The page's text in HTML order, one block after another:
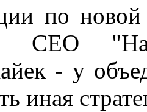
по новой
CEO
- у
иная